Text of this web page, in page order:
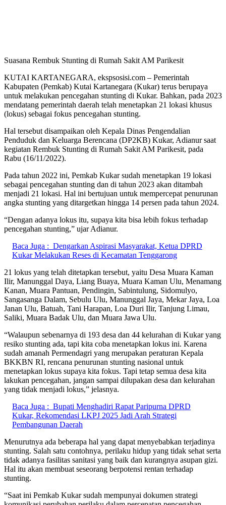
Suasana Rembuk Stunting di Rumah Sakit AM Parikesit
KUTAI KARTANEGARA, ekspsosisi.com – Pemerintah
Kabupaten (Pemkab) Kutai Kartanegara (Kukar) terus berupaya
untuk melakukan pencegahan stunting di Kukar. Bahkan, pada 2023
mendatang pemerintah daerah telah menetapkan 21 lokasi khusus
(lokus) sebagai fokus pencegahan stunting.
Hal tersebut disampaikan oleh Kepala Dinas Pengendalian
Penduduk dan Keluarga Berencana (DP2KB) Kukar, Adianur saat
kegiatan Rembuk Stunting di Rumah Sakit AM Parikesit, pada
Rabu (16/11/2022).
Pada tahun 2022 ini, Pemkab Kukar sudah menetapkan 19 lokasi
sebagai pencegahan stunting dan di tahun 2023 akan ditambah
menjadi 21 lokasi. Hal ini bertujuan untuk mempercepat penurunan
angka stunting yang ditargetkan hingga 14 persen pada tahun 2024.
“Dengan adanya lokus itu, supaya kita bisa lebih fokus terhadap
pencegahan stunting,” ujar Adianur.
Baca Juga : Dengarkan Aspirasi Masyarakat, Ketua DPRD
Kukar Melakukan Reses di Kecamatan Tenggarong
21 lokus yang telah ditetapkan tersebut, yaitu Desa Muara Kaman
Ilir, Manunggal Daya, Liang Buaya, Muara Kaman Ulu, Menamang
Kanan, Muara Pantuan, Pendingin, Sabintulung, Sidomulyo,
Sangasanga Dalam, Sebulu Ulu, Manunggal Jaya, Mekar Jaya, Loa
Janan Ulu, Batuah, Tani Harapan, Loa Duri Ilir, Tanjung Limau,
Saliki, Muara Badak Ulu, dan Muara Jawa Ulu.
“Walaupun sebenarnya di 193 desa dan 44 kelurahan di Kukar yang
resiko stunting ada, tapi kita coba menetapkan lokus ini. Karena
sudah amanah Permendagri yang merupakan peraturan Kepala
BKKBN RI, rencana penurunan stunting nasional untuk
menetapkan lokus supaya kita fokus. Tapi tetap semua desa kita
lakukan pencegahan, jangan sampai dilupakan desa dan kelurahan
yang tidak menjadi lokus,” jelasnya.
Baca Juga : Bupati Menghadiri Rapat Paripurna DPRD
Kukar, Rekomendasi LKPJ 2025 Jadi Arah Strategi
Pembangunan Daerah
Menurutnya ada beberapa hal yang dapat menyebabkan terjadinya
stunting. Salah satu contohnya, perilaku hidup yang tidak sehat serta
tidak adanya fasilitas sanitasi yang baik dan kurangnya asupan gizi.
Hal itu akan membuat seseorang berpotensi rentan terhadap
stunting.
“Saat ini Pemkab Kukar sudah mempunyai dokumen strategi